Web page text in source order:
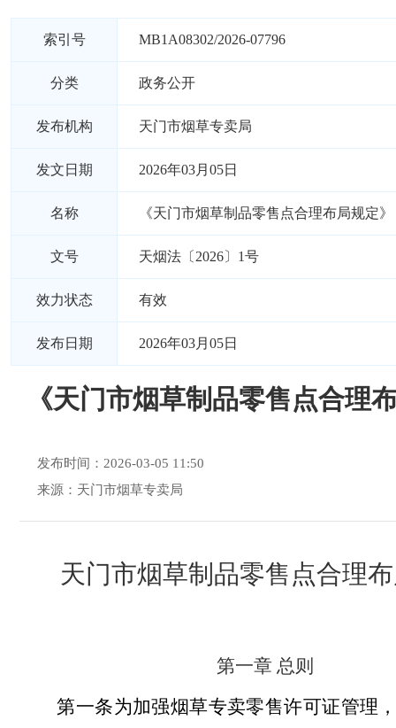
索引号 MB1A08302/2026-07796
分类 政务公开
发布机构 天门市烟草专卖局
发文日期 2026年03月05日
名称 《天门市烟草制品零售点合理布局规定》
文号 天烟法〔2026〕1号
效力状态 有效
发布日期 2026年03月05日
《天门市烟草制品零售点合理
发布时间：2026-03-05 11:50
来源：天门市烟草专卖局
天门市烟草制品零售点合理
第一章 总则
第一条为加强烟草专卖零售许可证管理